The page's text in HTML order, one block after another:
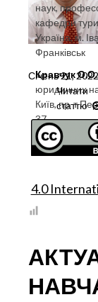
наук,
кафедри
Україна, м.
Франківськ
Кравчук О.О.
юридичних
Київ, пр-т
37
Січень 21, 2022
Читати
статтю
4.0